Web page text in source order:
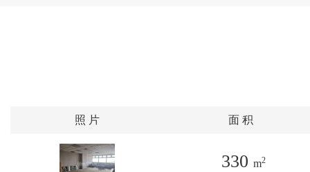
照 片 面 积
330 m2